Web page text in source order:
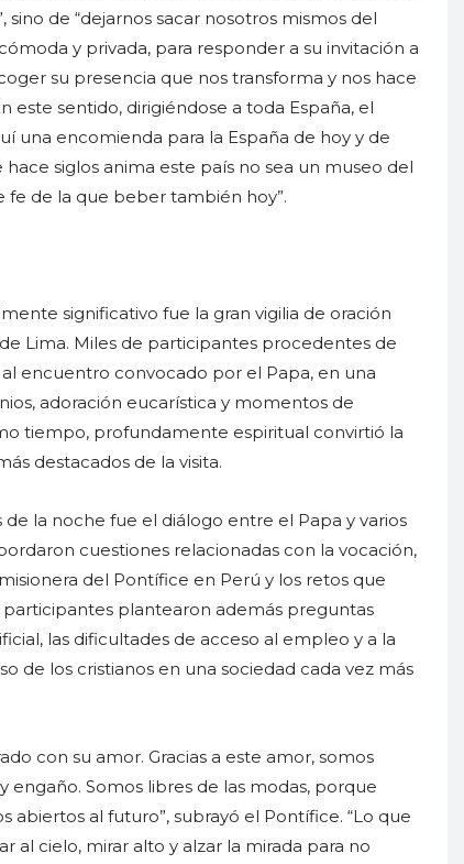
de “dejarnos sacar nosotros mismos del
y privada, para responder a su invitación a
su presencia que nos transforma y nos hace
este sentido, dirigiéndose a toda España, el
una encomienda para la España de hoy y de
siglos anima este país no sea un museo del
fe de la que beber también hoy”.
significativo fue la gran vigilia de oración
Lima. Miles de participantes procedentes de
encuentro convocado por el Papa, en una
adoración eucarística y momentos de
tiempo, profundamente espiritual convirtió la
destacados de la visita.
la noche fue el diálogo entre el Papa y varios
cuestiones relacionadas con la vocación,
del Pontífice en Perú y los retos que
participantes plantearon además preguntas
las dificultades de acceso al empleo y a la
de los cristianos en una sociedad cada vez más
con su amor. Gracias a este amor, somos
Somos libres de las modas, porque
abiertos al futuro”, subrayó el Pontífice. “Lo que
al cielo, mirar alto y alzar la mirada para no